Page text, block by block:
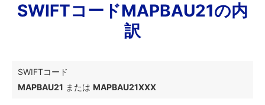
SWIFTコードMAPBAU21の内
訳
SWIFTコード
MAPBAU21 または MAPBAU21XXX